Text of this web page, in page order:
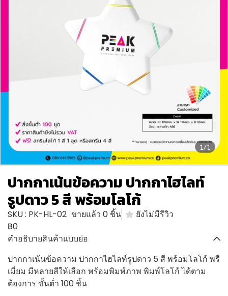
1/1
ปากกาเน้นข้อความ ปากกาไฮไลท์
รูปดาว 5 สี พร้อมโลโก้
SKU : PK-HL-02 ขายแล้ว 0 ชิ้น
ยังไม่มีรีวิว
฿0
คำอธิบายสินค้าแบบย่อ
ปากกาเน้นข้อความ ปากกาไฮไลท์รูปดาว 5 สี พร้อมโลโก้ พรี
เมี่ยม มีหลายสีให้เลือก พร้อมพิมพ์ภาพ พิมพ์โลโก้ ได้ตาม
ต้องการ ขั้นต่ำ 100 ชิ้น